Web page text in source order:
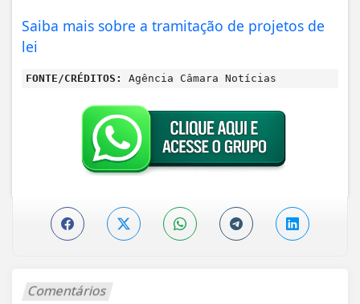
Saiba mais sobre a tramitação de projetos de
lei
FONTE/CRÉDITOS: Agência Câmara Notícias
Comentários